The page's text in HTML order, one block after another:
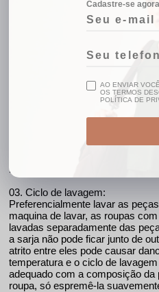
01. Separando a roupa:
Separe as roupas pela cor:
durante a lavagem.
instruções para não ter a peça
03. Ciclo de lavagem:
Preferencialmente lavar as
maquina de lavar, as roupas
lavadas separadamente das
a sarja não pode ficar junto de
atrito entre eles pode causar
temperatura e o ciclo de
adequado com a composição
roupa, só espremê-la
Cadastre-se agora
AO ENVIAR
OS TERMOS
POLÍTICA DE